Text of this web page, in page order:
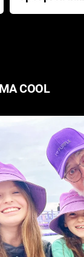
přichází s
COOL